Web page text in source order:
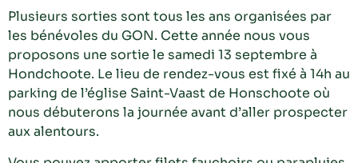
Plusieurs sorties sont tous les ans organisées par
les bénévoles du GON. Cette année nous vous
proposons une sortie le samedi 13 septembre à
Hondchoote. Le lieu de rendez-vous est fixé à 14h au
parking de l’église Saint-Vaast de Honschoote où
nous débuterons la journée avant d’aller prospecter
aux alentours.